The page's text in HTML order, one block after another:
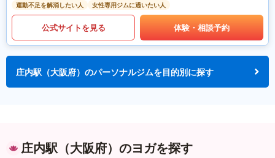
運動不足を解消したい人
女性専用ジムに通いたい人
公式サイトを見る 体験・相談予約
庄内駅（大阪府）のパーソナルジムを目的別に探す
庄内駅（大阪府）のヨガを探す